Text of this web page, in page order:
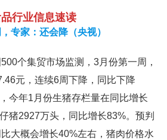
行业信息速读
专家：还会降（央视）
个集贸市场监测，3月份第一周，
元，连续6周下降，同比下降
今年1月份生猪存栏量在同比增长
猪2927万头，同比增长83%。预判
大概会增长40%左右，猪肉价格水